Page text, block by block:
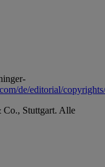
de/editorial/copyrights/
Stuttgart. Alle